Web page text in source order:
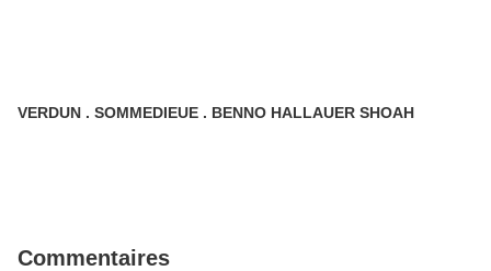
VERDUN . SOMMEDIEUE . BENNO HALLAUER SHOAH
Commentaires